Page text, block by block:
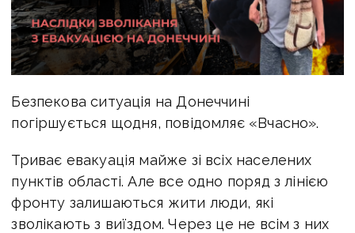
Безпекова ситуація на Донеччині
погіршується щодня, повідомляє «Вчасно».
Триває евакуація майже зі всіх населених
пунктів області. Але все одно поряд з лінією
фронту залишаються жити люди, які
зволікають з виїздом. Через це не всім з них